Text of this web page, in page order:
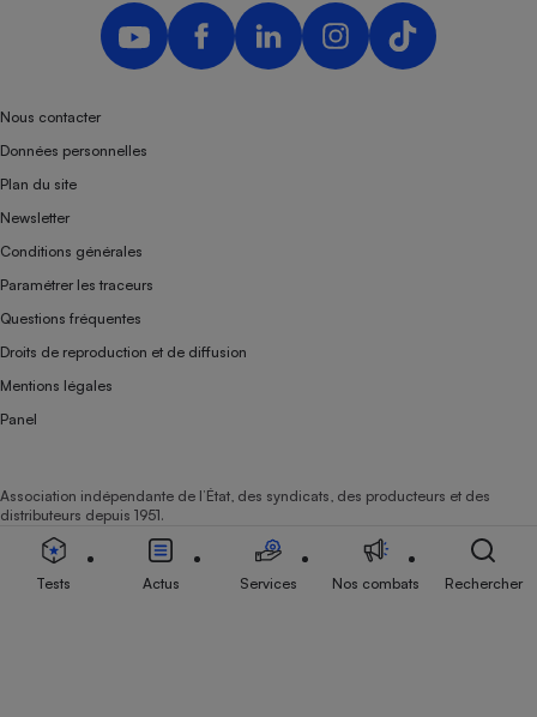
Nous contacter
Données personnelles
Plan du site
Newsletter
Conditions générales
Paramétrer les traceurs
Questions fréquentes
Droits de reproduction et de diffusion
Mentions légales
Panel
Association indépendante de l’État, des syndicats, des producteurs et des
distributeurs depuis 1951.
Tests Actus Services Nos combats Rechercher